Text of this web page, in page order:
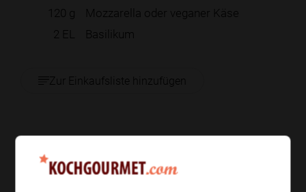
120 g
Mozzarella oder veganer Käse
2 EL Basilikum
Zur Einkaufsliste hinzufügen
Zubereitung